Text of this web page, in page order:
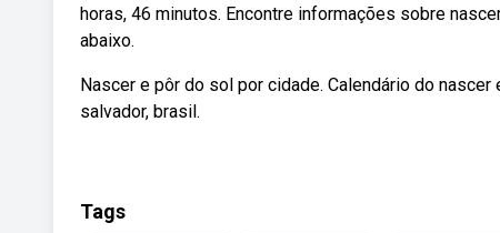
horas, 46 minutos. Encontre informações sobre
abaixo.
Nascer e pôr do sol por cidade. Calendário do
salvador, brasil.
Tags